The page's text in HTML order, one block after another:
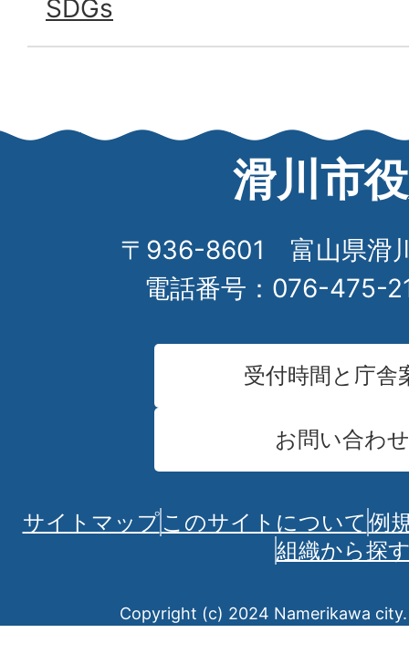
SDGs
滑川市
〒936-8601 富山県滑
電話番号：076-475-
受付時間と庁舎
お問い合わせ
サイトマップこのサイトについて 例
組織から探
Copyright (c) 2024 Namerikawa